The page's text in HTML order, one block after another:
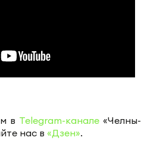
в Telegram-канале «Челны-
нас в «Дзен».